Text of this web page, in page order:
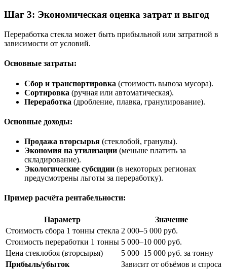
Шаг 3: Экономическая оценка затрат и выгод
Переработка стекла может быть прибыльной или затратной в
зависимости от условий.
Основные затраты:
Сбор и транспортировка (стоимость вывоза мусора).
Сортировка (ручная или автоматическая).
Переработка (дробление, плавка, гранулирование).
Основные доходы:
Продажа вторсырья (стеклобой, гранулы).
Экономия на утилизации (меньше платить за
складирование).
Экологические субсидии (в некоторых регионах
предусмотрены льготы за переработку).
Пример расчёта рентабельности:
Параметр
Значение
Стоимость сбора 1 тонны стекла 2 000–5 000 руб.
Стоимость переработки 1 тонны 5 000–10 000 руб.
Цена стеклобоя (вторсырья)
5 000–15 000 руб. за тонну
Прибыль/убыток
Зависит от объёмов и спроса